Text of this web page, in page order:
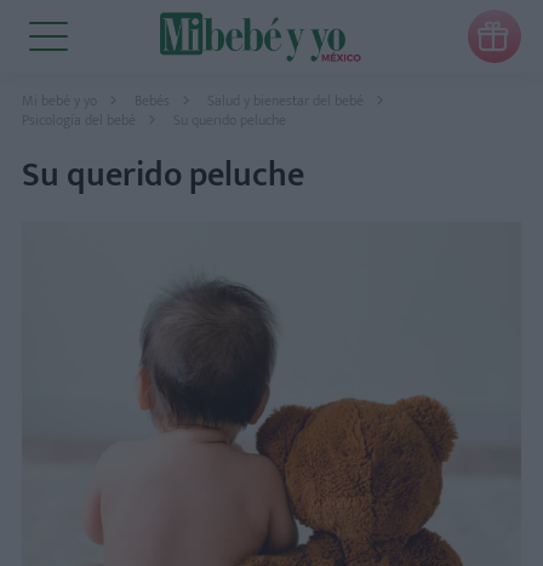

Mi bebé y yo Bebés
Salud y bienestar del bebé
Psicología del bebé
Su querido peluche